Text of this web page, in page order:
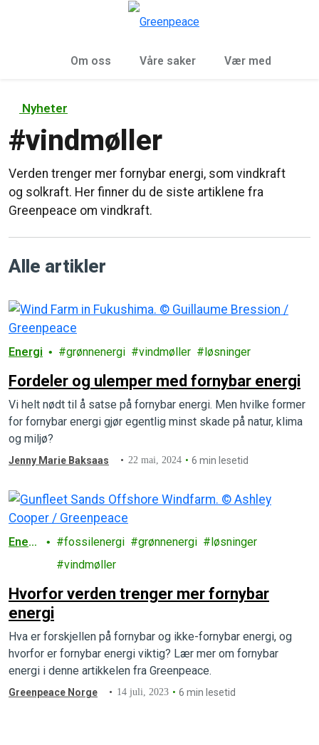
Om oss Våre saker Vær med
Nyheter
#vindmøller
Verden trenger mer fornybar energi, som vindkraft
og solkraft. Her finner du de siste artiklene fra
Greenpeace om vindkraft.
Alle artikler
Energi grønnenergi vindmøller løsninger
Fordeler og ulemper med fornybar energi
Vi helt nødt til å satse på fornybar energi. Men hvilke former
for fornybar energi gjør egentlig minst skade på natur, klima
og miljø?
Jenny Marie Baksaas 22 mai, 2024 6 min lesetid
Energ
fossilenergi grønnenergi
løsninger
vindmøller
Hvorfor verden trenger mer fornybar
energi
Hva er forskjellen på fornybar og ikke-fornybar energi, og
hvorfor er fornybar energi viktig? Lær mer om fornybar
energi i denne artikkelen fra Greenpeace.
Greenpeace Norge 14 juli, 2023 6 min lesetid